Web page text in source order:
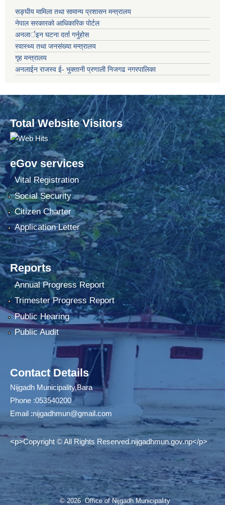
सङ्‍घीय मामिला तथा सामान्य प्रशासन मन्त्रालय
नेपाल सरकारको आधिकारिक पोर्टल
अनलार्इन घटना दर्ता गर्नुहोस
स्वास्थ्य तथा जनसंख्या मन्त्रालय
गृह मन्त्रालय
अनलाईन राजस्व ई- भुक्तानी प्रणाली निजगढ नगरपालिका
Total Website Visitors
eGov services
Vital Registration
Social Security
Citizen Charter
Application Letter
Reports
Annual Progress Report
Trimester Progress Report
Public Hearing
Public Audit
Contact Details
Nijgadh Municipality,Bara
Phone :053540200
Email :nijgadhmun@gmail.com
<p>Copyright © All Rights Reserved.nijgadhmun.gov.np</p>
© 2026 Office of Nijgadh Municipality